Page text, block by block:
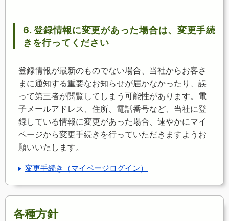
6. 登録情報に変更があった場合は、変更手続
きを行ってください
登録情報が最新のものでない場合、当社からお客さ
まに通知する重要なお知らせが届かなかったり、誤
って第三者が閲覧してしまう可能性があります。電
子メールアドレス、住所、電話番号など、当社に登
録している情報に変更があった場合、速やかにマイ
ページから変更手続きを行っていただきますようお
願いいたします。
変更手続き（マイページログイン）
各種方針